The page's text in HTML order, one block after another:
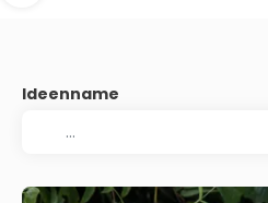
Ideenname